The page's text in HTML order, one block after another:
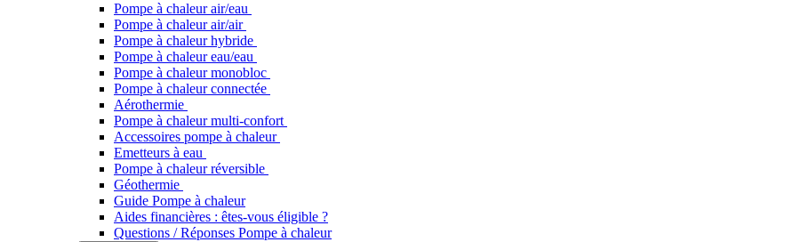
Pompe à chaleur air/eau
Pompe à chaleur air/air
Pompe à chaleur hybride
Pompe à chaleur​ eau/eau
Pompe à chaleur monobloc
Pompe à chaleur connectée
Aérothermie
Pompe à chaleur multi-confort
Accessoires pompe à chaleur
Emetteurs à eau
Pompe à chaleur réversible
Géothermie
Guide Pompe à chaleur
Aides financières : êtes-vous éligible ?
Questions / Réponses Pompe à chaleur